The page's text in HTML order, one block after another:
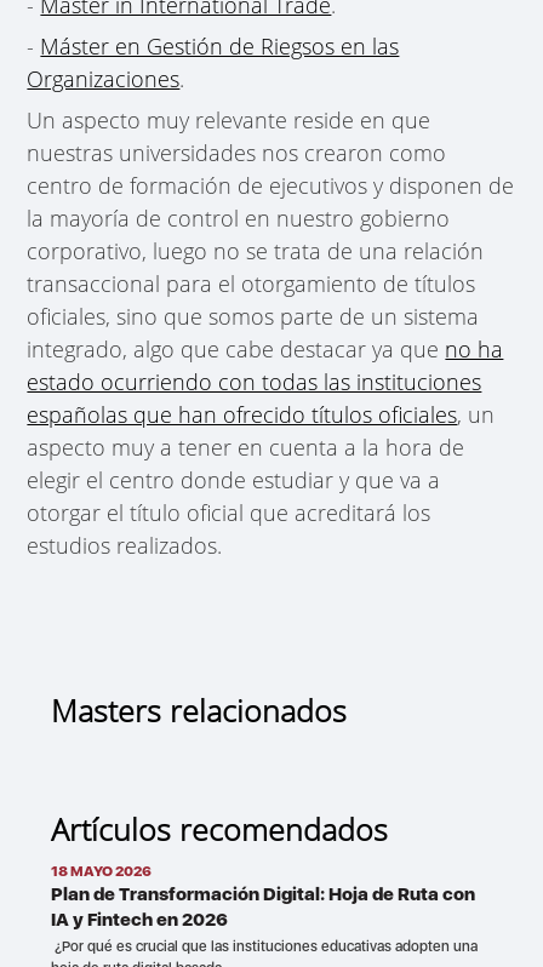
- Máster en Gestión de Riegsos en las
Organizaciones.
Un aspecto muy relevante reside en que
nuestras universidades nos crearon como
centro de formación de ejecutivos y disponen de
la mayoría de control en nuestro gobierno
corporativo, luego no se trata de una relación
transaccional para el otorgamiento de títulos
oficiales, sino que somos parte de un sistema
integrado, algo que cabe destacar ya que no ha
estado ocurriendo con todas las instituciones
españolas que han ofrecido títulos oficiales, un
aspecto muy a tener en cuenta a la hora de
elegir el centro donde estudiar y que va a
otorgar el título oficial que acreditará los
estudios realizados.
Masters relacionados
Artículos recomendados
18 MAYO 2026
Plan de Transformación Digital: Hoja de Ruta con
IA y Fintech en 2026
¿Por qué es crucial que las instituciones educativas adopten una